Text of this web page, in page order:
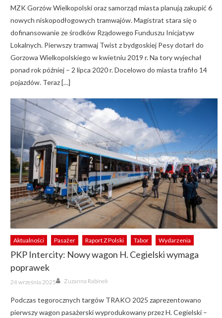
MZK Gorzów Wielkopolski oraz samorząd miasta planują zakupić 6
nowych niskopodłogowych tramwajów. Magistrat stara się o
dofinansowanie ze środków Rządowego Funduszu Inicjatyw
Lokalnych. Pierwszy tramwaj Twist z bydgoskiej Pesy dotarł do
Gorzowa Wielkopolskiego w kwietniu 2019 r. Na tory wyjechał
ponad rok później – 2 lipca 2020 r. Docelowo do miasta trafiło 14
pojazdów. Teraz […]
Aktualności Pasażer Raport Z Polski Tabor Wydarzenia
PKP Intercity: Nowy wagon H. Cegielski wymaga
poprawek
Posted
on
24 września 2025 Author
Zuzanna Rabinek
Podczas tegorocznych targów TRAKO 2025 zaprezentowano
pierwszy wagon pasażerski wyprodukowany przez H. Cegielski –